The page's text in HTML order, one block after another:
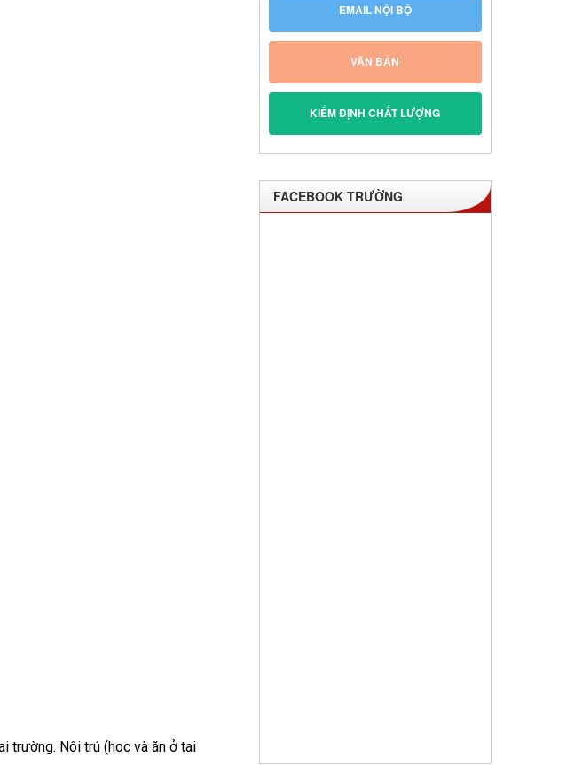
EMAIL NỘI BỘ
VĂN BẢN
KIỂM ĐỊNH CHẤT LƯỢNG
FACEBOOK TRƯỜNG